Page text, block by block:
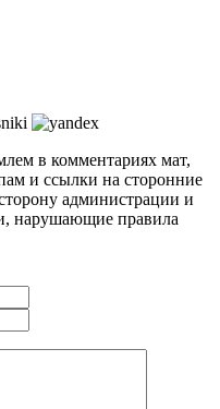
в комментариях мат,
и ссылки на сторонние
администрации и
нарушающие правила